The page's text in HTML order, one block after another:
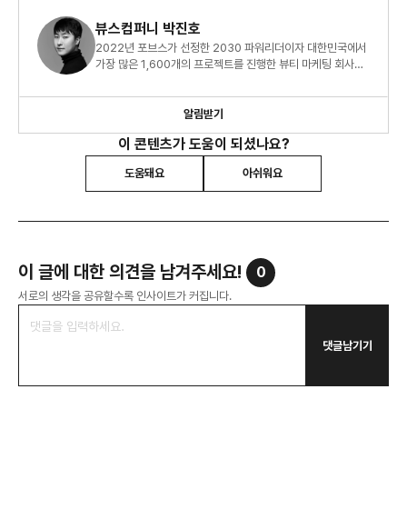
뷰스컴퍼니 박진호
2022년 포브스가 선정한 2030 파워리더이자 대한민국에서
가장 많은 1,600개의 프로젝트를 진행한 뷰티 마케팅 회사
알림받기
이 콘텐츠가 도움이 되셨나요?
도움돼요 아쉬워요
이 글에 대한 의견을 남겨주세요! 0
서로의 생각을 공유할수록 인사이트가 커집니다.
댓글남기기